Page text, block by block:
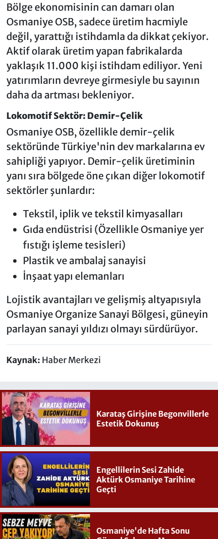
Bölge ekonomisinin can damarı olan
Osmaniye OSB, sadece üretim hacmiyle
değil, yarattığı istihdamla da dikkat çekiyor.
Aktif olarak üretim yapan fabrikalarda
yaklaşık 11.000 kişi istihdam ediliyor. Yeni
yatırımların devreye girmesiyle bu sayının
daha da artması bekleniyor.
Lokomotif Sektör: Demir-Çelik
Osmaniye OSB, özellikle demir-çelik
sektöründe Türkiye'nin dev markalarına ev
sahipliği yapıyor. Demir-çelik üretiminin
yanı sıra bölgede öne çıkan diğer lokomotif
sektörler şunlardır:
Tekstil, iplik ve tekstil kimyasalları
Gıda endüstrisi (Özellikle Osmaniye yer
fıstığı işleme tesisleri)
Plastik ve ambalaj sanayisi
İnşaat yapı elemanları
Lojistik avantajları ve gelişmiş altyapısıyla
Osmaniye Organize Sanayi Bölgesi, güneyin
parlayan sanayi yıldızı olmayı sürdürüyor.
Kaynak: Haber Merkezi
Karataş Girişine Begonvillerle
Estetik Dokunuş
Engellilerin Sesi Zahide
Aktürk Osmaniye Tarihine
Geçti
Osmaniye'de Hafta Sonu